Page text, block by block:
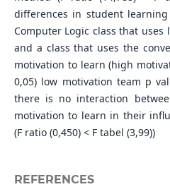
differences in student
Computer Logic class that
and a class that uses the
motivation to learn (high
0,05) low motivation team p
there is no interaction
motivation to learn in their
(F ratio (0,450) < F tabel (3,99))
REFERENCES